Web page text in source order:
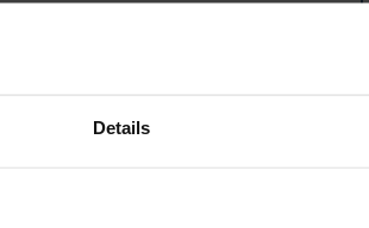
Details
inkl. MwSt. Abhängig von der Lieferadresse